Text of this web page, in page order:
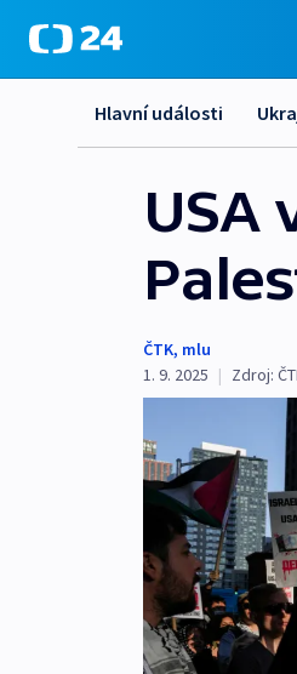
Hlavní události
USA
ČTK, mlu
1. 9. 2025 | Zdroj: